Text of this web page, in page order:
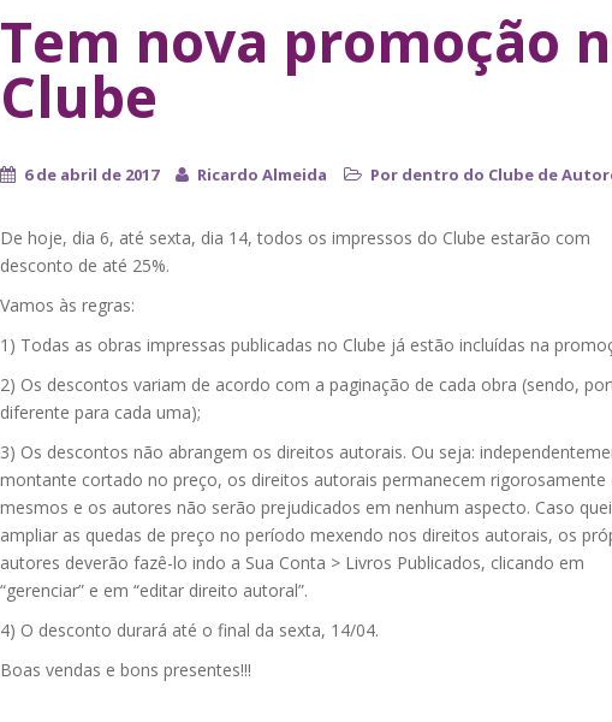
Tem nova promoção
Clube
6 de abril de 2017 Ricardo Almeida Por dentro do Clube de
De hoje, dia 6, até sexta, dia 14, todos os impressos do Clube estarão com
desconto de até 25%.
Vamos às regras:
1) Todas as obras impressas publicadas no Clube já estão incluídas na
2) Os descontos variam de acordo com a paginação de cada obra (sendo,
diferente para cada uma);
3) Os descontos não abrangem os direitos autorais. Ou seja:
montante cortado no preço, os direitos autorais permanecem rigorosamente
mesmos e os autores não serão prejudicados em nenhum aspecto. Caso
ampliar as quedas de preço no período mexendo nos direitos autorais, os
autores deverão fazê-lo indo a Sua Conta > Livros Publicados, clicando em
“gerenciar” e em “editar direito autoral”.
4) O desconto durará até o final da sexta, 14/04.
Boas vendas e bons presentes!!!